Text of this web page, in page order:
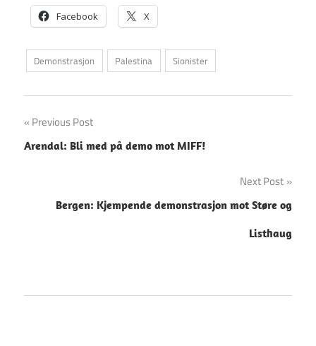
Facebook X
Demonstrasjon Palestina Sionister
Innleggsnavigasjon
Previous Post
Arendal: Bli med på demo mot MIFF!
Next Post
Bergen: Kjempende demonstrasjon mot Støre og
Listhaug